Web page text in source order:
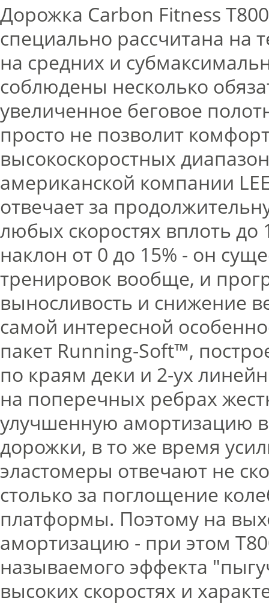
Дорожка Carbon Fitness
специально рассчитана на
на средних и
соблюдены несколько
увеличенное беговое
просто не позволит
высокоскоростных
американской компании
отвечает за
любых скоростях вплоть до
наклон от 0 до 15% - он
тренировок вообще, и
выносливость и снижение
самой интересной
пакет Running-Soft™,
по краям деки и 2-ух
на поперечных ребрах
улучшенную амортизацию
дорожки, в то же время
эластомеры отвечают не
столько за поглощение
платформы. Поэтому на
амортизацию - при этом
называемого эффекта
высоких скоростях и